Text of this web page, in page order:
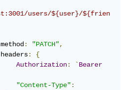
users/${user}/${frien
                method
: "PATCH",
                headers
:
{
Authorization: `Bearer
"Content-Type":